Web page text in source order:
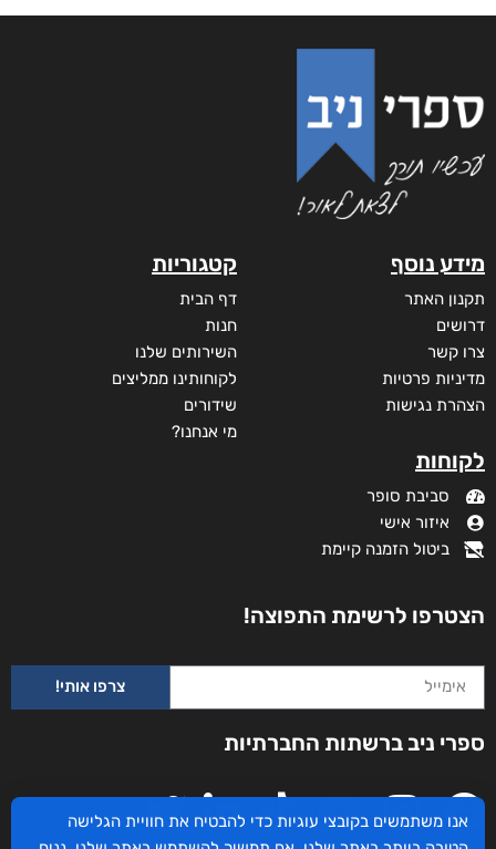
מידע נוסף
תקנון האתר
דרושים
צרו קשר
מדיניות פרטיות
הצהרת נגישות
לקוחות
סביבת סופר
איזור אישי
ביטול הזמנה קיימת
קטגוריות
דף הבית
חנות
השירותים שלנו
לקוחותינו ממליצים
שידורים
מי אנחנו?
הצטרפו לרשימת התפוצה!
צרפו אותי!
ספרי ניב ברשתות החברתיות
אנו משתמשים בקובצי עוגיות כדי להבטיח את חוויית הגלישה